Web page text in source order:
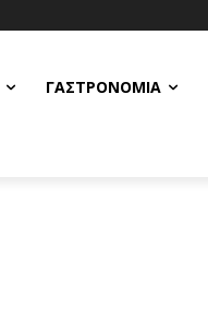
ΓΑΣΤΡΟΝΟΜΊΑ